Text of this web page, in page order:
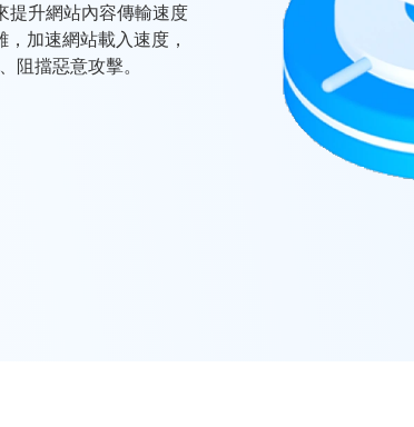
升網站內容傳輸速度
加速網站載入速度，
阻擋惡意攻擊。